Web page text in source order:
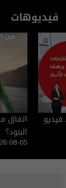
فيديوهات
اتفاق
البنود؟
08-05